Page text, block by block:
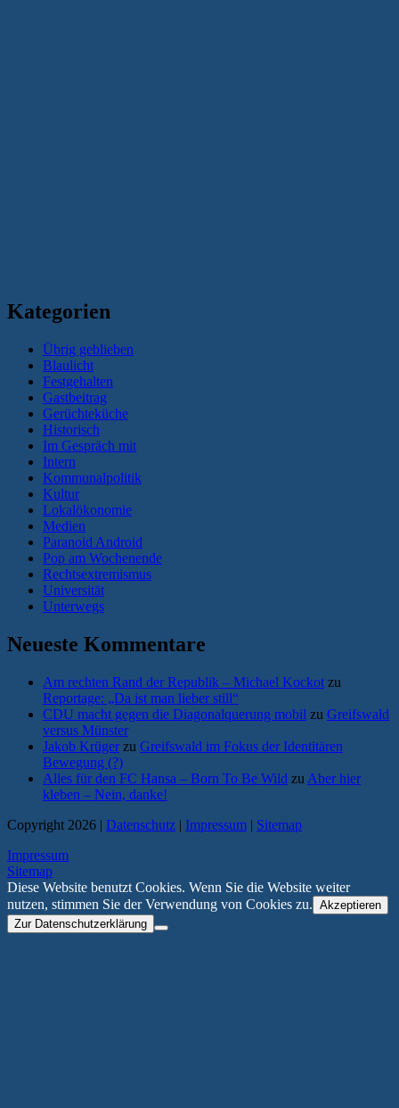
Kategorien
Übrig geblieben
Blaulicht
Festgehalten
Gastbeitrag
Gerüchteküche
Historisch
Im Gespräch mit
Intern
Kommunalpolitik
Kultur
Lokalökonomie
Medien
Paranoid Android
Pop am Wochenende
Rechtsextremismus
Universität
Unterwegs
Neueste Kommentare
Am rechten Rand der Republik – Michael Kockot zu
Reportage: „Da ist man lieber still“
CDU macht gegen die Diagonalquerung mobil zu Greifswald
versus Münster
Jakob Krüger zu Greifswald im Fokus der Identitären
Bewegung (?)
Alles für den FC Hansa – Born To Be Wild zu Aber hier
kleben – Nein, danke!
Copyright 2026 | Datenschutz | Impressum | Sitemap
Impressum
Sitemap
Diese Website benutzt Cookies. Wenn Sie die Website weiter
nutzen, stimmen Sie der Verwendung von Cookies zu. Akzeptieren
Zur Datenschutzerklärung